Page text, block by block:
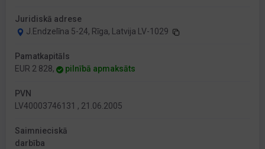
Juridiskā adrese
J.Endzelīna 5-24, Rīga, Latvija LV-1029
Pamatkapitāls
EUR 2 828,
pilnībā apmaksāts
PVN
LV40003746131 , 21.06.2005
Saimnieciskā
darbība